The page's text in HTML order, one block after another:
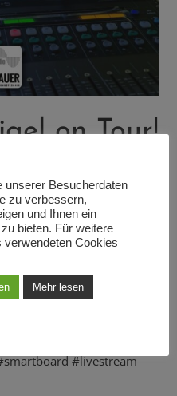
on Tour!
Julia Neigel ist derzeit auf
sie begleitet – zuerst in
danach auch auf der
für’s Vertrauen!
#show #lorsch
#livestream
unserer Besucherdaten
zu verbessern,
und Ihnen ein
bieten. Für weitere
verwendeten Cookies
Mehr lesen